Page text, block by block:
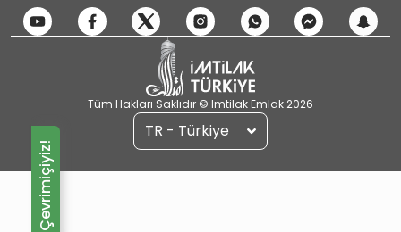
Tüm Hakları Saklıdır © Imtilak Emlak 2026
TR - Türkiye
Çevrimiçiyiz!